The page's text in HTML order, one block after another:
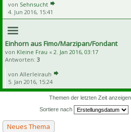
von Sehnsucht
4. Jun 2016, 15:41
Einhorn aus Fimo/Marzipan/Fondant
von Kleine Frau « 2. Jan 2016, 03:17
Antworten: 3
von Allerleirauh
5. Jan 2016, 15:24
Themen der letzten Zeit
Sortiere nach
Neues Thema